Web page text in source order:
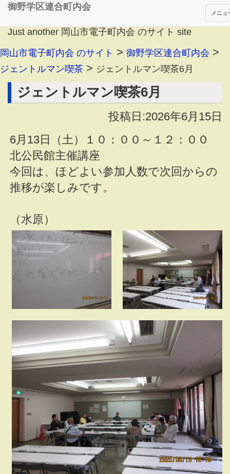
Just another 岡山市電子町内会 のサイト site
メニュ
御野学区連合町内会
岡山市電子町内会 のサイト > 御野学区連合町内会 >
ジェントルマン喫茶 > ジェントルマン喫茶6月
ジェントルマン喫茶6月
投稿日:2026年6月15日
6月13日（土）１０：００～１２：００
北公民館主催講座
今回は、ほどよい参加人数で次回からの
推移が楽しみです。
（水原）